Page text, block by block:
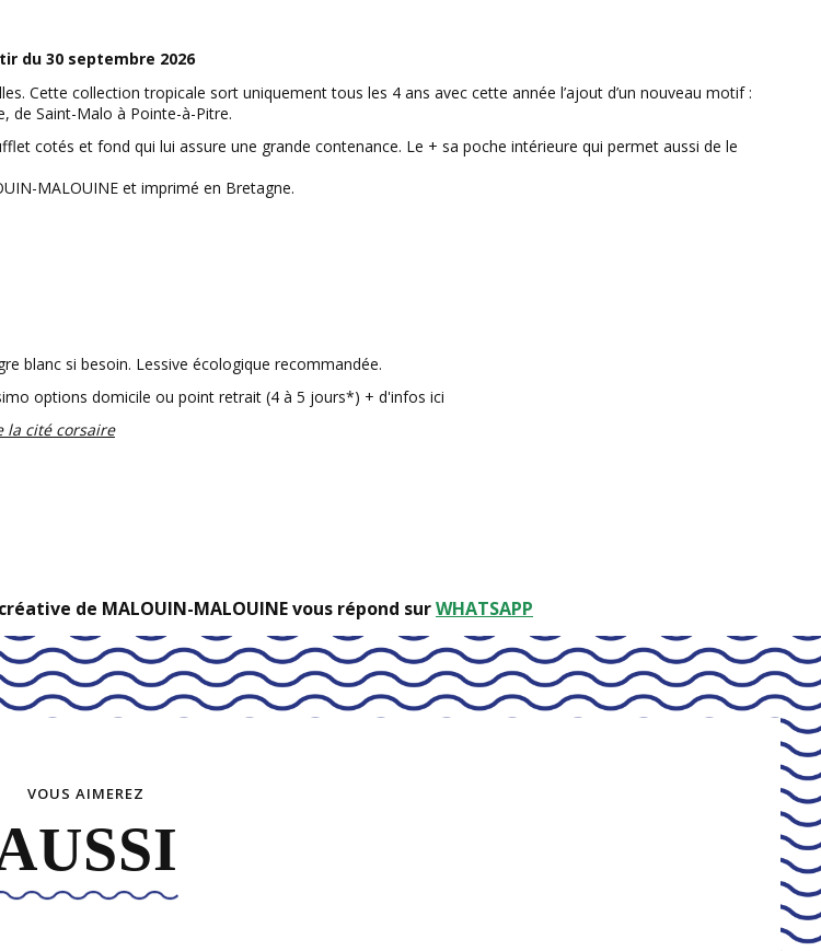
du 30 septembre 2026
Cette collection tropicale sort uniquement tous les 4 ans avec cette année l’ajout d’un nouveau motif :
de Saint-Malo à Pointe-à-Pitre.
cotés et fond qui lui assure une grande contenance. Le + sa poche intérieure qui permet aussi de le
MALOUINE et imprimé en Bretagne.
blanc si besoin. Lessive écologique recommandée.
options domicile ou point retrait (4 à 5 jours*) + d'infos ici
la cité corsaire
de MALOUIN-MALOUINE vous répond surWHATSAPP
VOUS AIMEREZ